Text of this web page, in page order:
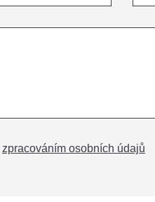
zpracováním osobních údajů